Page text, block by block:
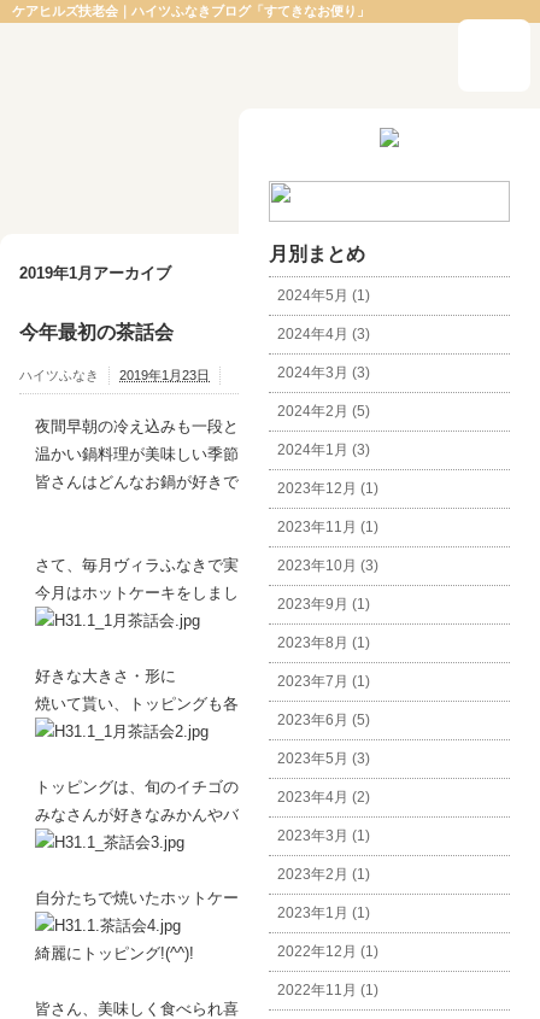
ケアヒルズ扶老会｜ハイツふなきブログ「すてきなお便り」
2019年1月アーカイブ
今年最初の茶話会
ハイツふなき 2019年1月23日
夜間早朝の冷え込みも一段と厳しくなって、
温かい鍋料理が美味しい季節でありますが、
皆さんはどんなお鍋が好きですか？
さて、毎月ヴィラふなきで実施している茶話会ですが、
今月はホットケーキをしました！
好きな大きさ・形に
焼いて貰い、トッピングも各自のセンスにお任せで行いました。
トッピングは、旬のイチゴの他、
みなさんが好きなみかんやバナナチョコソースや黒蜜です。
自分たちで焼いたホットケーキを、
綺麗にトッピング!(^^)!
皆さん、美味しく食べられ喜んでいました(#^.^#)
月別まとめ
2024年5月 (1)
2024年4月 (3)
2024年3月 (3)
2024年2月 (5)
2024年1月 (3)
2023年12月 (1)
2023年11月 (1)
2023年10月 (3)
2023年9月 (1)
2023年8月 (1)
2023年7月 (1)
2023年6月 (5)
2023年5月 (3)
2023年4月 (2)
2023年3月 (1)
2023年2月 (1)
2023年1月 (1)
2022年12月 (1)
2022年11月 (1)